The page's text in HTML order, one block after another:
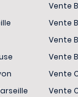
Vente
Vente
Vente
Vente
Vente
Vente